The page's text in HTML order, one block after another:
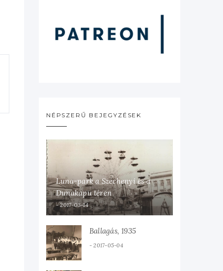
NÉPSZERŰ BEJEGYZÉSEK
Luna-park a Széchenyi és a
Dunakapu téren
2017-03-14
Ballagás, 1935
2017-05-04